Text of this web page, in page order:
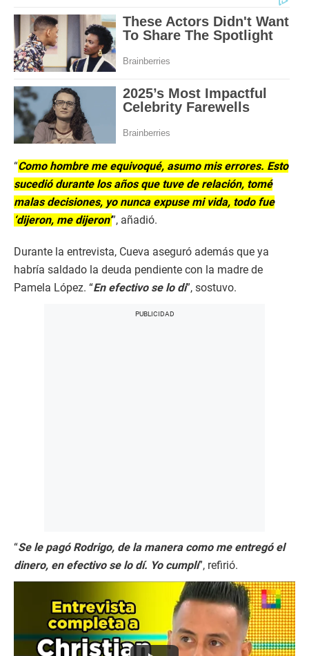
“Como hombre me equivoqué, asumo mis errores. Esto
sucedió durante los años que tuve de relación, tomé
malas decisiones, yo nunca expuse mi vida, todo fue
‘dijeron, me dijeron’”, añadió.
Durante la entrevista, Cueva aseguró además que ya
habría saldado la deuda pendiente con la madre de
Pamela López. “En efectivo se lo di”, sostuvo.
“Se le pagó Rodrigo, de la manera como me entregó el
dinero, en efectivo se lo dí. Yo cumplí”, refirió.